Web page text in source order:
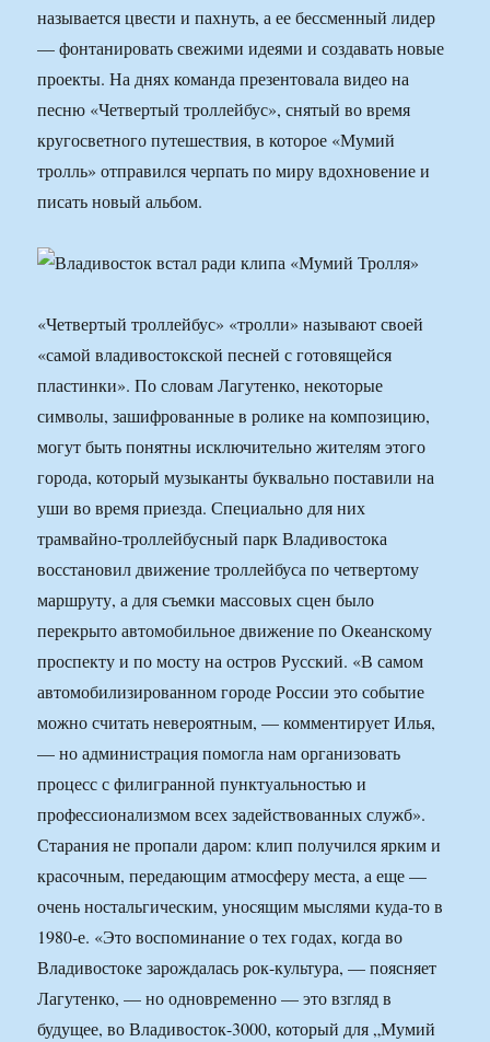
называется цвести и пахнуть, а ее бессменный лидер
— фонтанировать свежими идеями и создавать новые
проекты. На днях команда презентовала видео на
песню «Четвертый троллейбус», снятый во время
кругосветного путешествия, в которое «Мумий
тролль» отправился черпать по миру вдохновение и
писать новый альбом.
«Четвертый троллейбус» «тролли» называют своей
«самой владивостокской песней с готовящейся
пластинки». По словам Лагутенко, некоторые
символы, зашифрованные в ролике на композицию,
могут быть понятны исключительно жителям этого
города, который музыканты буквально поставили на
уши во время приезда. Специально для них
трамвайно-троллейбусный парк Владивостока
восстановил движение троллейбуса по четвертому
маршруту, а для съемки массовых сцен было
перекрыто автомобильное движение по Океанскому
проспекту и по мосту на остров Русский. «В самом
автомобилизированном городе России это событие
можно считать невероятным, — комментирует Илья,
— но администрация помогла нам организовать
процесс с филигранной пунктуальностью и
профессионализмом всех задействованных служб».
Старания не пропали даром: клип получился ярким и
красочным, передающим атмосферу места, а еще —
очень ностальгическим, уносящим мыслями куда-то в
1980-е. «Это воспоминание о тех годах, когда во
Владивостоке зарождалась рок-культура, — поясняет
Лагутенко, — но одновременно — это взгляд в
будущее, во Владивосток-3000, который для „Мумий